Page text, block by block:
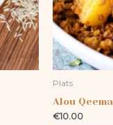
Plats
Alou Qeema
€10.00